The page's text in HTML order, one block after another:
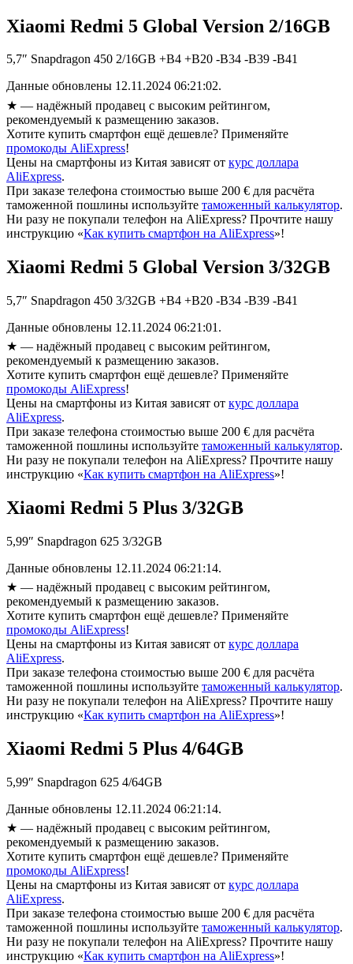
Xiaomi Redmi 5 Global Version 2/16GB
5,7″ Snapdragon 450 2/16GB +B4 +B20 -B34 -B39 -B41
Данные обновлены 12.11.2024 06:21:02.
★ — надёжный продавец с высоким рейтингом,
рекомендуемый к размещению заказов.
Хотите купить смартфон ещё дешевле? Применяйте
промокоды AliExpress!
Цены на смартфоны из Китая зависят от курс доллара
AliExpress.
При заказе телефона стоимостью выше 200 € для расчёта
таможенной пошлины используйте таможенный калькулятор.
Ни разу не покупали телефон на AliExpress? Прочтите нашу
инструкцию «Как купить смартфон на AliExpress»!
Xiaomi Redmi 5 Global Version 3/32GB
5,7″ Snapdragon 450 3/32GB +B4 +B20 -B34 -B39 -B41
Данные обновлены 12.11.2024 06:21:01.
★ — надёжный продавец с высоким рейтингом,
рекомендуемый к размещению заказов.
Хотите купить смартфон ещё дешевле? Применяйте
промокоды AliExpress!
Цены на смартфоны из Китая зависят от курс доллара
AliExpress.
При заказе телефона стоимостью выше 200 € для расчёта
таможенной пошлины используйте таможенный калькулятор.
Ни разу не покупали телефон на AliExpress? Прочтите нашу
инструкцию «Как купить смартфон на AliExpress»!
Xiaomi Redmi 5 Plus 3/32GB
5,99″ Snapdragon 625 3/32GB
Данные обновлены 12.11.2024 06:21:14.
★ — надёжный продавец с высоким рейтингом,
рекомендуемый к размещению заказов.
Хотите купить смартфон ещё дешевле? Применяйте
промокоды AliExpress!
Цены на смартфоны из Китая зависят от курс доллара
AliExpress.
При заказе телефона стоимостью выше 200 € для расчёта
таможенной пошлины используйте таможенный калькулятор.
Ни разу не покупали телефон на AliExpress? Прочтите нашу
инструкцию «Как купить смартфон на AliExpress»!
Xiaomi Redmi 5 Plus 4/64GB
5,99″ Snapdragon 625 4/64GB
Данные обновлены 12.11.2024 06:21:14.
★ — надёжный продавец с высоким рейтингом,
рекомендуемый к размещению заказов.
Хотите купить смартфон ещё дешевле? Применяйте
промокоды AliExpress!
Цены на смартфоны из Китая зависят от курс доллара
AliExpress.
При заказе телефона стоимостью выше 200 € для расчёта
таможенной пошлины используйте таможенный калькулятор.
Ни разу не покупали телефон на AliExpress? Прочтите нашу
инструкцию «Как купить смартфон на AliExpress»!